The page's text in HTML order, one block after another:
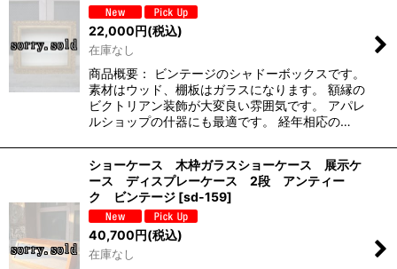
22,000円(税込)
在庫なし
商品概要： ビンテージのシャドーボックスです。
素材はウッド、棚板はガラスになります。 額縁の
ビクトリアン装飾が大変良い雰囲気です。 アパレ
ルショップの什器にも最適です。 経年相応の…
ショーケース 木枠ガラスショーケース 展示ケ
ース ディスプレーケース 2段 アンティー
ク ビンテージ [sd-159]
40,700円(税込)
在庫なし